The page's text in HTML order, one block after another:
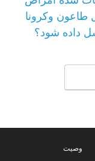
طاعون وكرونا
داده شود؟
وصیت